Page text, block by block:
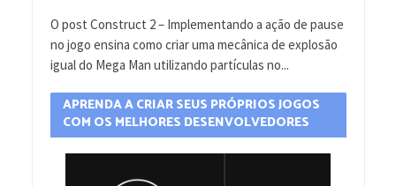
O post Construct 2 – Implementando a ação de pause
no jogo ensina como criar uma mecânica de explosão
igual do Mega Man utilizando partículas no...
APRENDA A CRIAR SEUS PRÓPRIOS JOGOS
COM OS MELHORES DESENVOLVEDORES